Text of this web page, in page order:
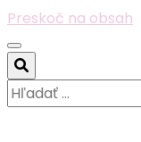
Preskoč na obsah
Hľadať: